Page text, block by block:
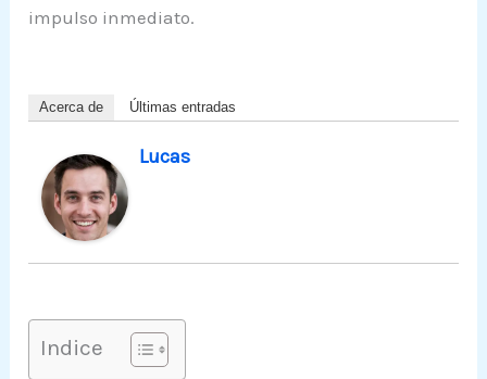
impulso inmediato.
Acerca de Últimas entradas
Lucas
Indice